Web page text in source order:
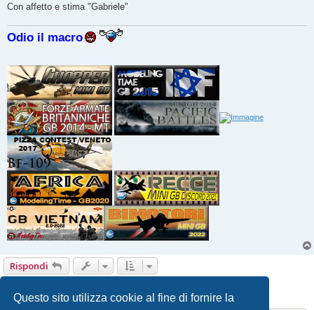
Questo sito utilizza cookie al fine di fornire la
Con affetto e stima "Gabriele"
Odio il macro
Rispondi
Precedente